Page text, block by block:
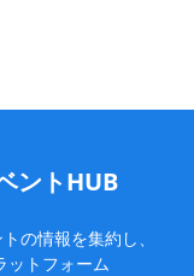
ントHUB
の情報を集約し、
ットフォーム